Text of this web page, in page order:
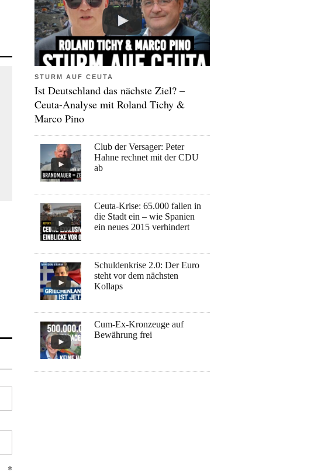
STURM AUF CEUTA
Ist Deutschland das nächste Ziel? –
Ceuta-Analyse mit Roland Tichy &
Marco Pino
Club der Versager: Peter
Hahne rechnet mit der CDU
ab
Ceuta-Krise: 65.000 fallen in
die Stadt ein – wie Spanien
ein neues 2015 verhindert
Schuldenkrise 2.0: Der Euro
steht vor dem nächsten
Kollaps
Cum-Ex-Kronzeuge auf
Bewährung frei